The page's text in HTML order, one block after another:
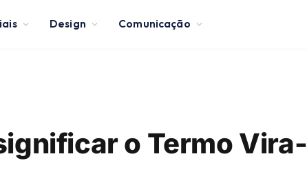
Design Comunicação
o Termo Vira-